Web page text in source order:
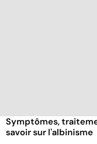
Symptômes,
savoir sur l'albinisme